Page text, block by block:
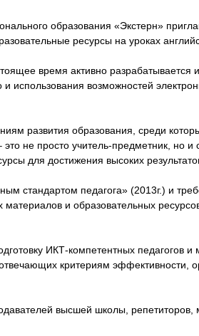
образования «Экстерн»
ресурсы на уроках
время активно
и использования возможностей
развития образования, среди
это не просто учитель-предметник,
для достижения высоких
стандартом педагога» (2013г.) и
материалов и образовательных
ИКТ-компетентных педагогов и
критериям эффективности,
высшей школы, репетиторов,